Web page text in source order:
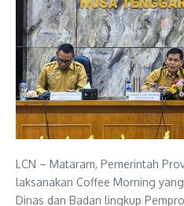
LCN – Mataram, Pemerintah
laksanakan Coffee Morning
Dinas dan Badan lingkup